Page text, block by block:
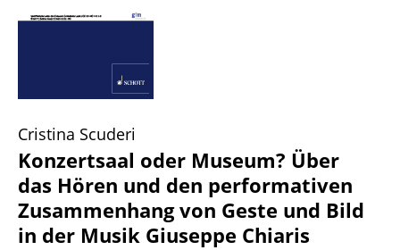
Cristina Scuderi
Konzertsaal oder Museum? Über
das Hören und den performativen
Zusammenhang von Geste und Bild
in der Musik Giuseppe Chiaris